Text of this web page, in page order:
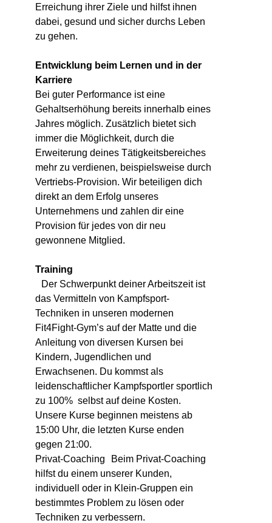
Erreichung ihrer Ziele und hilfst ihnen
dabei, gesund und sicher durchs Leben
zu gehen.
Entwicklung beim Lernen und in der
Karriere
Bei guter Performance ist eine
Gehaltserhöhung bereits innerhalb eines
Jahres möglich. Zusätzlich bietet sich
immer die Möglichkeit, durch die
Erweiterung deines Tätigkeitsbereiches
mehr zu verdienen, beispielsweise durch
Vertriebs-Provision. Wir beteiligen dich
direkt an dem Erfolg unseres
Unternehmens und zahlen dir eine
Provision für jedes von dir neu
gewonnene Mitglied.
Training
Der Schwerpunkt deiner Arbeitszeit ist
das Vermitteln von Kampfsport-
Techniken in unseren modernen
Fit4Fight-Gym’s auf der Matte und die
Anleitung von diversen Kursen bei
Kindern, Jugendlichen und
Erwachsenen. Du kommst als
leidenschaftlicher Kampfsportler sportlich
zu 100% selbst auf deine Kosten.
Unsere Kurse beginnen meistens ab
15:00 Uhr, die letzten Kurse enden
gegen 21:00.
Privat-Coaching Beim Privat-Coaching
hilfst du einem unserer Kunden,
individuell oder in Klein-Gruppen ein
bestimmtes Problem zu lösen oder
Techniken zu verbessern.